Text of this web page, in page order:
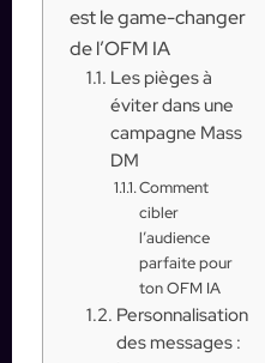
est le game-changer
de l’OFM IA
Les pièges à
éviter dans une
campagne Mass
DM
Comment
cibler
l’audience
parfaite pour
ton OFM IA
Personnalisation
des messages :